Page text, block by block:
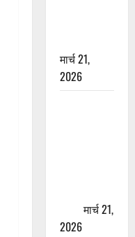
मार्च 21,
2026
मार्च 21,
2026